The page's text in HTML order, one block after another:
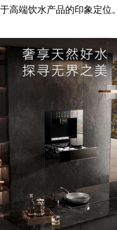
高端饮水产品的印象定位。